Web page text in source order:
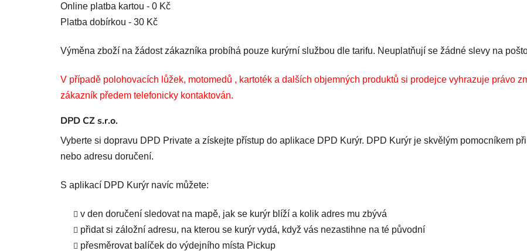
Online platba kartou - 0 Kč
Platba dobírkou - 30 Kč
Výměna zboží na žádost zákazníka probíhá pouze kurýrní službou dle tarifu. Neuplatňují se žádné slevy na
V případě polohovacích lůžek, motomedů , kartoték a dalších objemných produktů si prodejce vyhrazuje právo
zákazník předem telefonicky kontaktován.
DPD CZ s.r.o.
Vyberte si dopravu DPD Private a získejte přístup do aplikace DPD Kurýr. DPD Kurýr je skvělým pomocníkem
nebo adresu doručení.
S aplikací DPD Kurýr navíc můžete:
v den doručení sledovat na mapě, jak se kurýr blíží a kolik adres mu zbývá
přidat si záložní adresu, na kterou se kurýr vydá, když vás nezastihne na té původní
přesměrovat balíček do výdejního místa Pickup